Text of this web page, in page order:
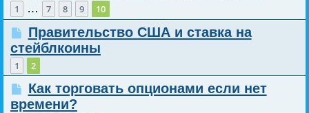
1 … 7 8 9 10
Правительство США и ставка на
стейблкоины
1 2
Как торговать опционами если нет
времени?